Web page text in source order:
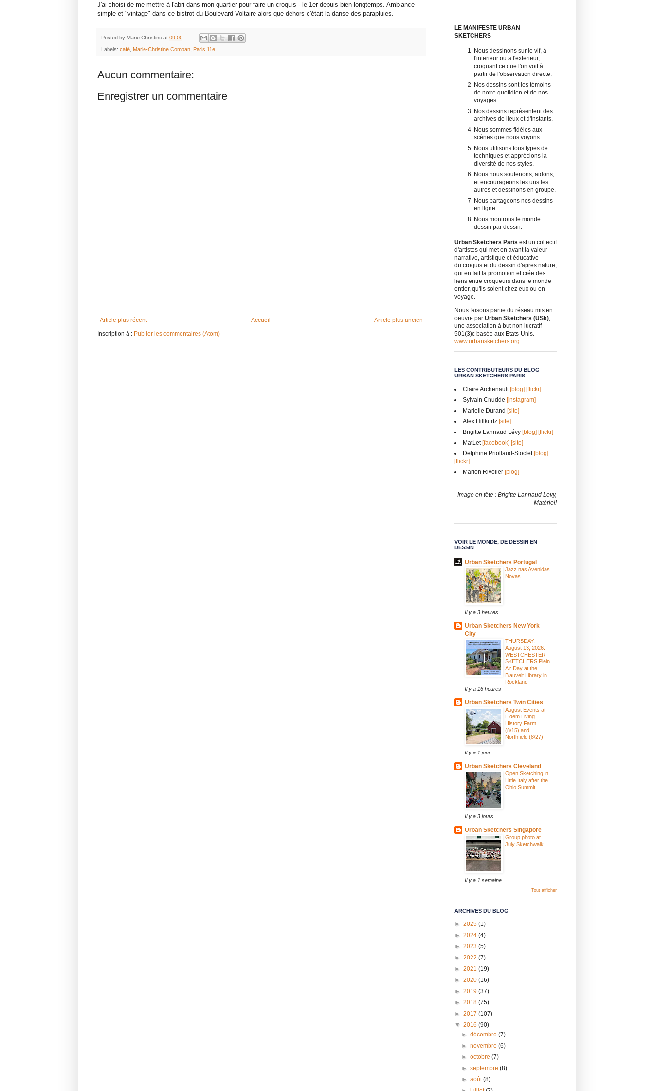
J'ai choisi de me mettre à l'abri dans mon quartier pour faire un croquis - le 1er depuis bien longtemps. Ambiance
simple et "vintage" dans ce bistrot du Boulevard Voltaire alors que dehors c'était la danse des parapluies.
Posted by Marie Christine at 09:00
Labels: café Marie-Christine Compan Paris 11e
Aucun commentaire:
Enregistrer un commentaire
Article plus récent Article plus ancien
Accueil
Inscription à : Publier les commentaires (Atom)
LE MANIFESTE URBAN
SKETCHERS
Nous dessinons sur le vif, à
l'intérieur ou à l'extérieur,
croquant ce que l'on voit à
partir de l'observation directe.
Nos dessins sont les témoins
de notre quotidien et de nos
voyages.
Nos dessins représentent des
archives de lieux et d'instants.
Nous sommes fidèles aux
scènes que nous voyons.
Nous utilisons tous types de
techniques et apprécions la
diversité de nos styles.
Nous nous soutenons, aidons,
et encourageons les uns les
autres et dessinons en groupe.
Nous partageons nos dessins
en ligne.
Nous montrons le monde
dessin par dessin.
Urban Sketchers Paris est un collectif
d'artistes qui met en avant la valeur
narrative, artistique et éducative
du croquis et du dessin d'après nature,
qui en fait la promotion et crée des
liens entre croqueurs dans le monde
entier, qu'ils soient chez eux ou en
voyage.
Nous faisons partie du réseau mis en
oeuvre par Urban Sketchers (USk)
une association à but non lucratif
501(3)c basée aux Etats-Unis.
www.urbansketchers.org
LES CONTRIBUTEURS DU BLOG
URBAN SKETCHERS PARIS
Claire Archenault[blog] [flickr]
Sylvain Cnudde [instagram]
Marielle Durand [site]
Alex Hillkurtz [site]
Brigitte Lannaud Lévy [blog] [flickr]
MatLet[facebook] [site]
Delphine Priollaud-Stoclet[blog]
[flickr]
Marion Rivolier [blog]
Image en tête : Brigitte Lannaud Levy,
Matériel!
VOIR LE MONDE, DE DESSIN EN
DESSIN
Urban Sketchers Portugal
Jazz nas Avenidas
Novas
Il y a 3 heures
Urban Sketchers New York
City
THURSDAY,
August 13, 2026:
WESTCHESTER
SKETCHERS Plein
Air Day at the
Blauvelt Library in
Rockland
Il y a 16 heures
Urban Sketchers Twin Cities
August Events at
Eidem Living
History Farm
(8/15) and
Northfield (8/27)
Il y a 1 jour
Urban Sketchers Cleveland
Open Sketching in
Little Italy after the
Ohio Summit
Il y a 3 jours
Urban Sketchers Singapore
Group photo at
July Sketchwalk
Il y a 1 semaine
Tout afficher
ARCHIVES DU BLOG
► 2025 (1)
► 2024 (4)
► 2023 (5)
► 2022 (7)
► 2021 (19)
► 2020 (16)
► 2019 (37)
► 2018 (75)
► 2017 (107)
▼ 2016 (90)
►décembre(7)
►novembre(6)
►octobre(7)
►septembre(8)
►août(8)